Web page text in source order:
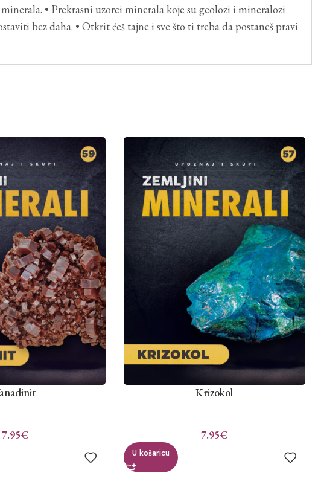
• Prekrasni uzorci minerala koje su geolozi i mineralozi
bez daha. • Otkrit ćeš tajne i sve što ti treba da postaneš pravi
7.95€
Krizokol
7.95€
U košaricu